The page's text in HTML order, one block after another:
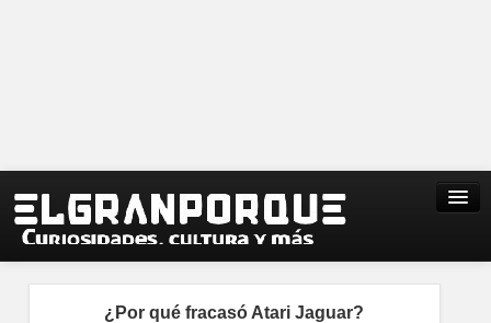
¿Por qué fracasó Atari Jaguar?